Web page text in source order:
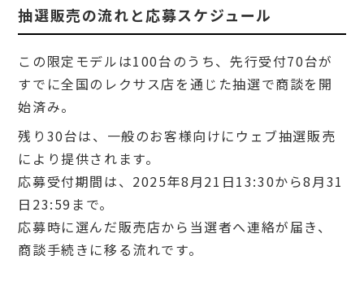
抽選販売の流れと応募スケジュール
この限定モデルは100台のうち、先行受付70台が
すでに全国のレクサス店を通じた抽選で商談を開
始済み。
残り30台は、一般のお客様向けにウェブ抽選販売
により提供されます。
応募受付期間は、2025年8月21日13:30から8月31
日23:59まで。
応募時に選んだ販売店から当選者へ連絡が届き、
商談手続きに移る流れです。